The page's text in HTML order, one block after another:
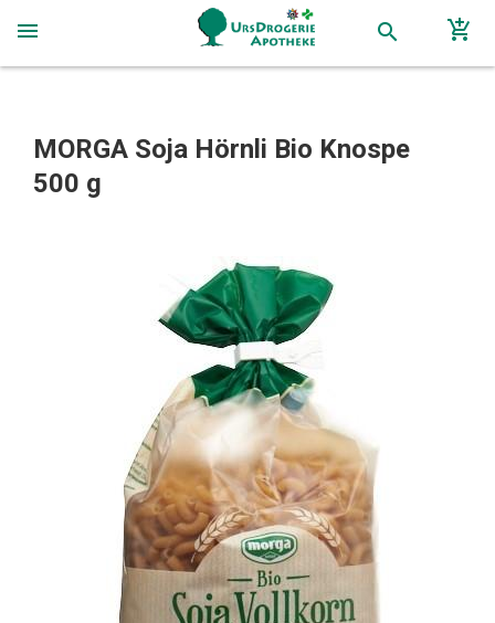
menu search add_shopping_cart
MORGA Soja Hörnli Bio Knospe
500 g